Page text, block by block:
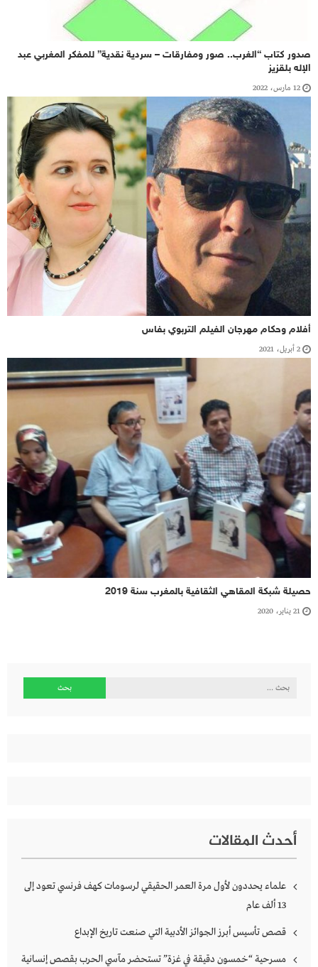
صدور كتاب “الغرب.. صور ومفارقات – سردية نقدية” للمفكر المغربي عبد
الإله بلقزيز
12 مارس، 2022
أفلام وحكام مهرجان الفيلم التربوي بفاس
2 أبريل، 2021
حصيلة شبكة المقاهي الثقافية بالمغرب سنة 2019
21 يناير، 2020
البحث
أحدث المقالات
علماء يحددون لأول مرة العمر الحقيقي لرسومات كهف فرنسي تعود إلى
13 ألف عام
قصص تأسيس أبرز الجوائز الأدبية التي صنعت تاريخ الإبداع
مسرحية “خمسون دقيقة في غزة” تستحضر مآسي الحرب بقصص إنسانية